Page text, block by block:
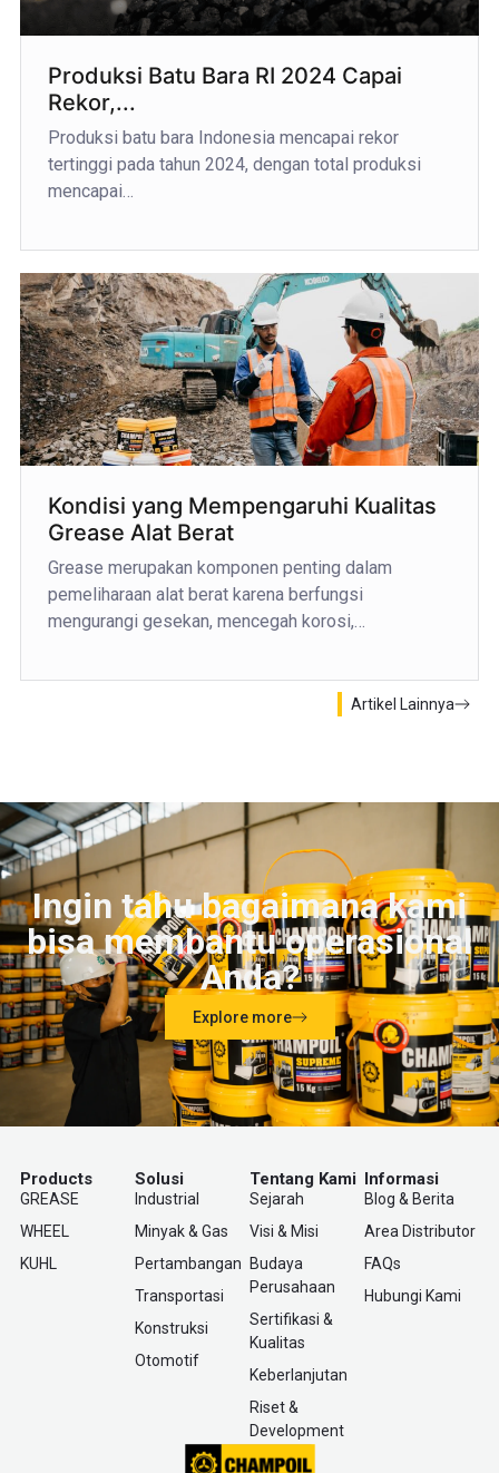
Produksi Batu Bara RI 2024 Capai
Rekor,...
Produksi batu bara Indonesia mencapai rekor
tertinggi pada tahun 2024, dengan total produksi
mencapai…
Kondisi yang Mempengaruhi Kualitas
Grease Alat Berat
Grease merupakan komponen penting dalam
pemeliharaan alat berat karena berfungsi
mengurangi gesekan, mencegah korosi,…
Artikel Lainnya
Ingin tahu bagaimana kami
bisa membantu operasional
Anda?
Explore more
Products
GREASE
WHEEL
KUHL
Solusi
Industrial
Minyak & Gas
Pertambangan
Transportasi
Konstruksi
Otomotif
Tentang Kami
Sejarah
Visi & Misi
Budaya
Perusahaan
Sertifikasi &
Kualitas
Keberlanjutan
Riset &
Development
Informasi
Blog & Berita
Area Distributor
FAQs
Hubungi Kami